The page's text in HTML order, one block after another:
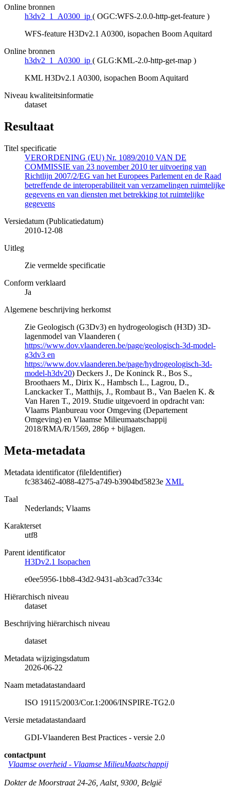
Online bronnen
h3dv2_1_A0300_ip ( OGC:WFS-2.0.0-http-get-feature )
WFS-feature H3Dv2.1 A0300, isopachen Boom Aquitard
Online bronnen
h3dv2_1_A0300_ip ( GLG:KML-2.0-http-get-map )
KML H3Dv2.1 A0300, isopachen Boom Aquitard
Niveau kwaliteitsinformatie
dataset
Resultaat
Titel specificatie
VERORDENING (EU) Nr. 1089/2010 VAN DE
COMMISSIE van 23 november 2010 ter uitvoering van
Richtlijn 2007/2/EG van het Europees Parlement en de Raad
betreffende de interoperabiliteit van verzamelingen ruimtelijke
gegevens en van diensten met betrekking tot ruimtelijke
gegevens
Versiedatum (Publicatiedatum)
2010-12-08
Uitleg
Zie vermelde specificatie
Conform verklaard
Ja
Algemene beschrijving herkomst
Zie Geologisch (G3Dv3) en hydrogeologisch (H3D) 3D-
lagenmodel van Vlaanderen (
https://www.dov.vlaanderen.be/page/geologisch-3d-model-
g3dv3 en
https://www.dov.vlaanderen.be/page/hydrogeologisch-3d-
model-h3dv20) Deckers J., De Koninck R., Bos S.,
Broothaers M., Dirix K., Hambsch L., Lagrou, D.,
Lanckacker T., Matthijs, J., Rombaut B., Van Baelen K. &
Van Haren T., 2019. Studie uitgevoerd in opdracht van:
Vlaams Planbureau voor Omgeving (Departement
Omgeving) en Vlaamse Milieumaatschappij
2018/RMA/R/1569, 286p + bijlagen.
Meta-metadata
Metadata identificator (fileIdentifier)
fc383462-4088-4275-a749-b3904bd5823e XML
Taal
Nederlands; Vlaams
Karakterset
utf8
Parent identificator
H3Dv2.1 Isopachen
e0ee5956-1bb8-43d2-9431-ab3cad7c334c
Hiërarchisch niveau
dataset
Beschrijving hiërarchisch niveau
dataset
Metadata wijzigingsdatum
2026-06-22
Naam metadatastandaard
ISO 19115/2003/Cor.1:2006/INSPIRE-TG2.0
Versie metadatastandaard
GDI-Vlaanderen Best Practices - versie 2.0
contactpunt
Vlaamse overheid - Vlaamse MilieuMaatschappij
Dokter de Moorstraat 24-26 Aalst, 9300 België